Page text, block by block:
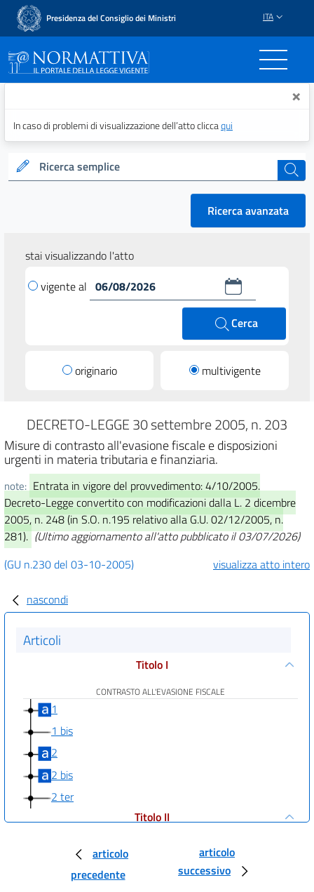
Presidenza del Consiglio dei Ministri ITA
Normattiva - Il portale ×
In caso di problemi di visualizzazione dell’atto cliccaqui
Ricerca semplice cerca
Ricerca avanzata
stai visualizzando l'atto
vigente al
Cerca
originario multivigente
DECRETO-LEGGE 30 settembre 2005, n. 203
Misure di contrasto all'evasione fiscale e disposizioni
urgenti in materia tributaria e finanziaria.
note: Entrata in vigore del provvedimento: 4/10/2005.
Decreto-Legge convertito con modificazioni dalla L. 2 dicembre
2005, n. 248 (in S.O. n.195 relativo alla G.U. 02/12/2005, n.
281). (Ultimo aggiornamento all'atto pubblicato il 03/07/2026)
(GU n.230 del 03-10-2005)
visualizza atto intero
nascondi
Articoli
Titolo I
CONTRASTO ALL'EVASIONE FISCALE
1
1 bis
2
2 bis
2 ter
Titolo II
articolo
precedente
articolo
successivo